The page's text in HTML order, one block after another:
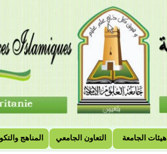
المناهج التعاون الجامعي هيئات الجامعة